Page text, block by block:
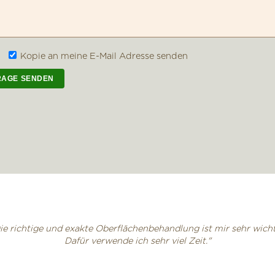
Kopie an meine E-Mail Adresse senden
richtige und exakte Oberflächenbehandlung ist mir sehr
Dafür verwende ich sehr viel Zeit."